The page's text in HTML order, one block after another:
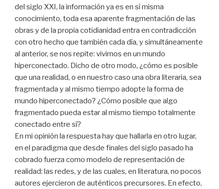
del siglo XXI, la información ya es en sí misma
conocimiento, toda esa aparente fragmentación de las
obras y de la propia cotidianidad entra en contradicción
con otro hecho que también cada día, y simultáneamente
al anterior, se nos repite: vivimos en un mundo
hiperconectado. Dicho de otro modo, ¿cómo es posible
que una realidad, o en nuestro caso una obra literaria, sea
fragmentada y al mismo tiempo adopte la forma de
mundo hiperconectado? ¿Cómo posible que algo
fragmentado pueda estar al mismo tiempo totalmente
conectado entre sí?
En mi opinión la respuesta hay que hallarla en otro lugar,
en el paradigma que desde finales del siglo pasado ha
cobrado fuerza como modelo de representación de
realidad: las redes, y de las cuales, en literatura, no pocos
autores ejercieron de auténticos precursores. En efecto,